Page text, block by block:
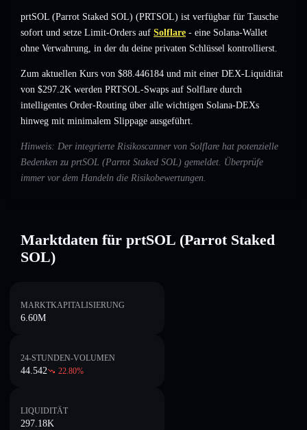
prtSOL (Parrot Staked SOL) (PRTSOL) ist verfügbar für Tausche
sofort und setze Limit-Orders auf Solflare - eine Solana-Wallet
ohne Verwahrung, in der du deine privaten Schlüssel kontrollierst.
Zum aktuellen Kurs von $88.446184 und mit einer DEX-Liquidität
von $297.2K werden PRTSOL-Swaps auf Solflare durch
intelligentes Order-Routing über alle wichtigen Solana-DEXs
hinweg mit minimalem Slippage ausgeführt.
Hinweis: Der integrierte Risikoscanner von Solflare hat potenzielle
Bedenken zu prtSOL (Parrot Staked SOL) gemeldet. Überprüfe
immer vor dem Handeln die Risikobewertungen.
Marktdaten für prtSOL (Parrot Staked
SOL)
MARKTKAPITALISIERUNG
6.60M
24-STUNDEN-VOLUMEN
44.542 22.80%
LIQUIDITÄT
297.18K